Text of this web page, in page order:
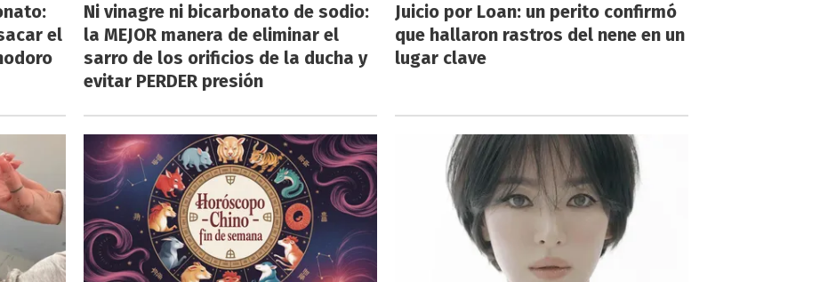
el
Ni vinagre ni bicarbonato de sodio:
la MEJOR manera de eliminar el
sarro de los orificios de la ducha y
evitar PERDER presión
Juicio por Loan: un perito confirmó
que hallaron rastros del nene en un
lugar clave